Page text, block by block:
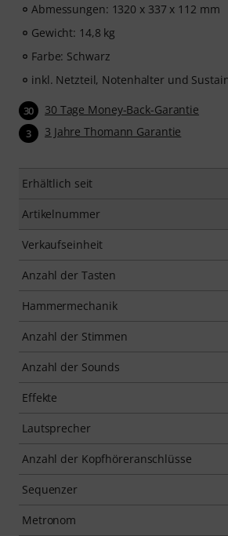
Abmessungen: 1320 x 337 x 112 mm
Gewicht: 14,8 kg
Farbe: Schwarz
inkl. Netzteil, Notenhalter und
30 30 Tage Money-Back-Garantie
3 3 Jahre Thomann Garantie
Erhältlich seit
Artikelnummer
Verkaufseinheit
Anzahl der Tasten
Hammermechanik
Anzahl der Stimmen
Anzahl der Sounds
Effekte
Lautsprecher
Anzahl der Kopfhöreranschlüsse
Sequenzer
Metronom